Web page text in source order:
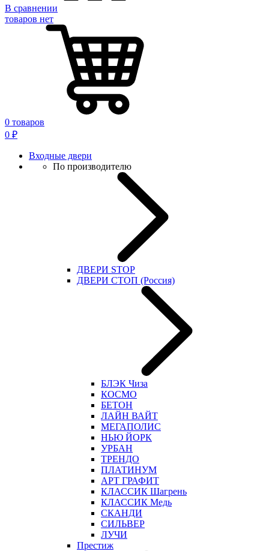
В сравнении
товаров нет
0 товаров
0 ₽
Входные двери
По производителю
ДВЕРИ STOP
ДВЕРИ СТОП (Россия)
БЛЭК Чиза
КОСМО
БЕТОН
ЛАЙН ВАЙТ
МЕГАПОЛИС
НЬЮ ЙОРК
УРБАН
ТРЕНДО
ПЛАТИНУМ
АРТ ГРАФИТ
КЛАССИК Шагрень
КЛАССИК Медь
СКАНДИ
СИЛЬВЕР
ЛУЧИ
Престиж